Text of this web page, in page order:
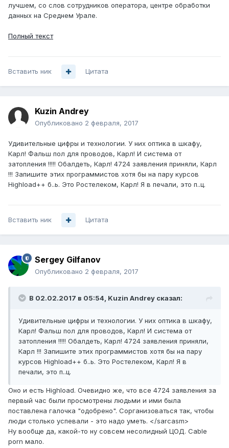
лучшем, со слов сотрудников оператора, центре обработки
данных на Среднем Урале.
Полный текст
Вставить ник Цитата
Kuzin Andrey
Опубликовано 2 февраля, 2017
Удивительные цифры и технологии. У них оптика в шкафу,
Карл! Фальш пол для проводов, Карл! И система от
затопления !!!!! Обалдеть, Карл! 4724 заявления приняли, Карл
!!! Запишите этих программистов хотя бы на пару курсов
Highload++ б..ь. Это Ростелеком, Карл! Я в печали, это п..ц.
Вставить ник Цитата
Sergey Gilfanov
Опубликовано 2 февраля, 2017
В 02.02.2017 в 05:54, Kuzin Andrey сказал:
Удивительные цифры и технологии. У них оптика в шкафу,
Карл! Фальш пол для проводов, Карл! И система от
затопления !!!!! Обалдеть, Карл! 4724 заявления приняли,
Карл !!! Запишите этих программистов хотя бы на пару
курсов Highload++ б..ь. Это Ростелеком, Карл! Я в
печали, это п..ц.
Оно и есть Highload. Очевидно же, что все 4724 заявления за
первый час были просмотрены людьми и ими была
поставлена галочка "одобрено". Сорганизоваться так, чтобы
люди столько успевали - это надо уметь. </sarcasm>
Ну вообще да, какой-то ну совсем несолидный ЦОД. Cable
porn мало.